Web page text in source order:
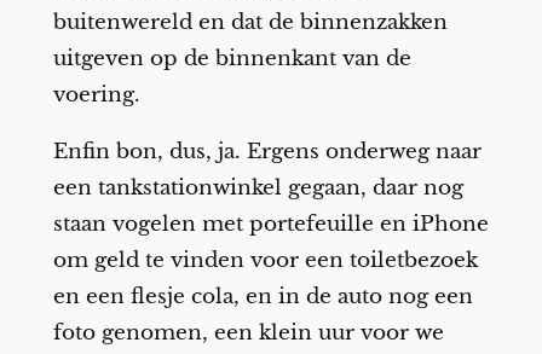
buitenwereld en dat de binnenzakken
uitgeven op de binnenkant van de
voering.
Enfin bon, dus, ja. Ergens onderweg naar
een tankstationwinkel gegaan, daar nog
staan vogelen met portefeuille en iPhone
om geld te vinden voor een toiletbezoek
en een flesje cola, en in de auto nog een
foto genomen, een klein uur voor we